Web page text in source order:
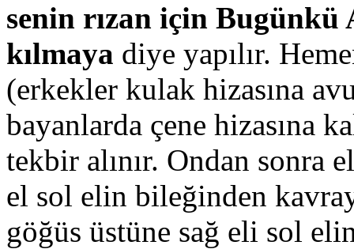
senin rızan için Bugünkü
kılmaya diye yapılır.
(erkekler kulak hizasına
bayanlarda çene hizasına
tekbir alınır. Ondan sonra
el sol elin bileğinden
göğüs üstüne sağ eli sol